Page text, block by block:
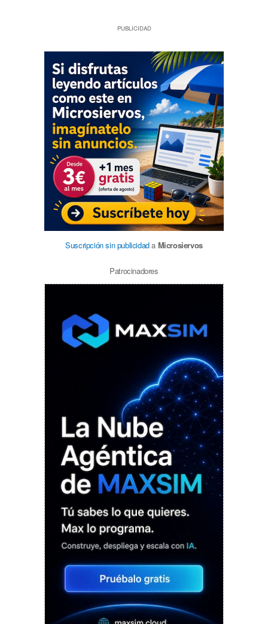
PUBLICIDAD
Suscripción sin publicidada Microsiervos
Patrocinadores